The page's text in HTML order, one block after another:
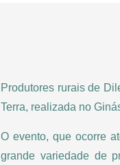
Produtores rurais de
Terra, realizada no
O evento, que ocorre
grande variedade de